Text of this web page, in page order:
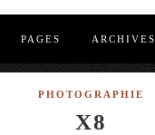
PAGES ARCHIVES
PHOTOGRAPHIE
X8